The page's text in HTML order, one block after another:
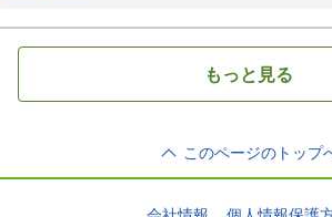
当館のフリードリンクサービスや温泉、そし
きましてお褒めの言葉をいただき、大変嬉
心地よくお過ごしいただけたご様子を伺い、
ります。
また、お食事のバイキングにつきましても貴
き、ありがとうございます。今回いただいた
ビス向上のための参考にさせていただきます。
もっと見る
このページのトップ